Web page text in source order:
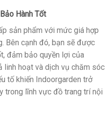
Hành Tốt
sản phẩm với mức giá hợp
Bên cạnh đó, bạn sẽ được
đảm bảo quyền lợi của
linh hoạt và dịch vụ chăm sóc
tố khiến Indoorgarden trở
trong lĩnh vực đồ trang trí nội